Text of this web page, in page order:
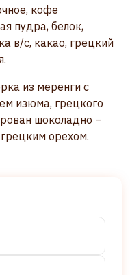
кофе
пудра, белок,
в/с, какао, грецкий
из меренги с
изюма, грецкого
шоколадно –
орехом.